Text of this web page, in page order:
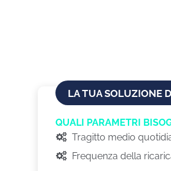
LA TUA SOLUZIONE
QUALI PARAMETRI
Tragitto medio
Frequenza della